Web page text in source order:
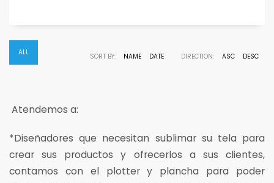
SORT BY: NAME DATE DIRECTION: ASC DESC
ALL
Atendemos a:
*Diseñadores que necesitan sublimar su tela para
crear sus productos y ofrecerlos a sus clientes,
contamos con el plotter y plancha para poder